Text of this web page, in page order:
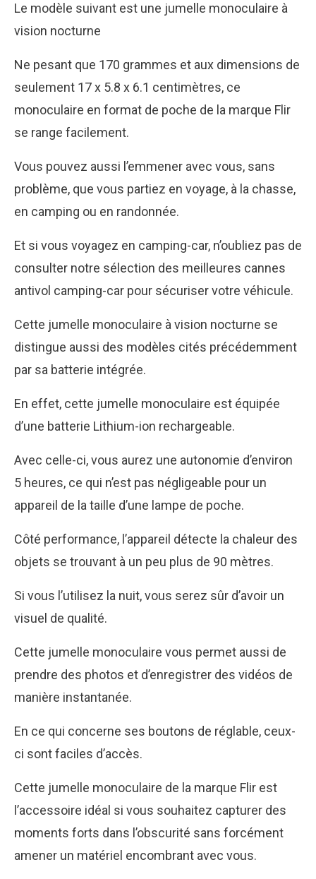
Le modèle suivant est une jumelle monoculaire à
vision nocturne
Ne pesant que 170 grammes et aux dimensions de
seulement 17 x 5.8 x 6.1 centimètres, ce
monoculaire en format de poche de la marque Flir
se range facilement.
Vous pouvez aussi l’emmener avec vous, sans
problème, que vous partiez en voyage, à la chasse,
en camping ou en randonnée.
Et si vous voyagez en camping-car, n’oubliez pas de
consulter notre sélection des meilleures cannes
antivol camping-car pour sécuriser votre véhicule.
Cette jumelle monoculaire à vision nocturne se
distingue aussi des modèles cités précédemment
par sa batterie intégrée.
En effet, cette jumelle monoculaire est équipée
d’une batterie Lithium-ion rechargeable.
Avec celle-ci, vous aurez une autonomie d’environ
5 heures, ce qui n’est pas négligeable pour un
appareil de la taille d’une lampe de poche.
Côté performance, l’appareil détecte la chaleur des
objets se trouvant à un peu plus de 90 mètres.
Si vous l’utilisez la nuit, vous serez sûr d’avoir un
visuel de qualité.
Cette jumelle monoculaire vous permet aussi de
prendre des photos et d’enregistrer des vidéos de
manière instantanée.
En ce qui concerne ses boutons de réglable, ceux-
ci sont faciles d’accès.
Cette jumelle monoculaire de la marque Flir est
l’accessoire idéal si vous souhaitez capturer des
moments forts dans l’obscurité sans forcément
amener un matériel encombrant avec vous.